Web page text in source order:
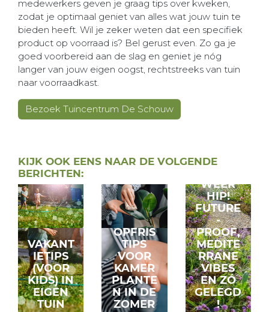
medewerkers geven je graag tips over kweken,
zodat je optimaal geniet van alles wat jouw tuin te
bieden heeft. Wil je zeker weten dat een specifiek
product op voorraad is? Bel gerust even. Zo ga je
goed voorbereid aan de slag en geniet je nóg
langer van jouw eigen oogst, rechtstreeks van tuin
naar voorraadkast.
Bezoek Tuincentrum De Schouw
KIJK OOK EENS NAAR DE VOLGENDE
BERICHTEN:
VAKANT
IETIPS
(VOOR
KIDS) IN
EIGEN
TUIN
OPFRIS
TIPS
VOOR
KAMER
PLANTE
N IN DE
ZOMER
GRIND
WEER
HIP!
FUTURE
-
PROOF,
MEDITE
RRANE
VIBES
EN ZÓ
GELEGD
!